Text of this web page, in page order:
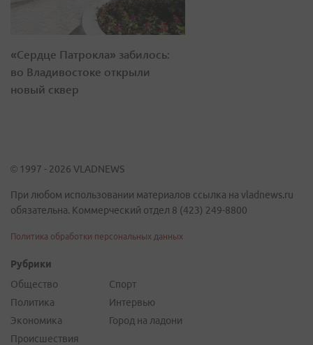
«Сердце Патрокла» забилось:
во Владивостоке открыли
новый сквер
© 1997 - 2026 VLADNEWS
При любом использовании материалов ссылка на vladnews.ru
обязательна. Коммерческий отдел 8 (423) 249-8800
Политика обработки персональных данных
Рубрики
Общество
Политика
Экономика
Происшествия
Спорт
Интервью
Город на ладони